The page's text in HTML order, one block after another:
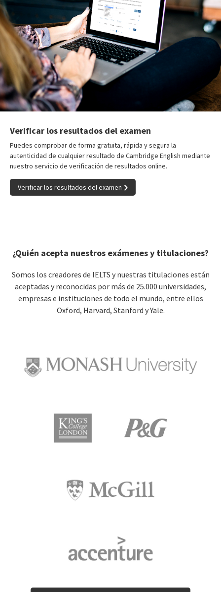
Verificar los resultados del examen
Puedes comprobar de forma gratuita, rápida y segura la
autenticidad de cualquier resultado de Cambridge English mediante
nuestro servicio de verificación de resultados online.
Verificar los resultados del examen
¿Quién acepta nuestros exámenes y titulaciones?
Somos los creadores de IELTS y nuestras titulaciones están
aceptadas y reconocidas por más de 25.000 universidades,
empresas e instituciones de todo el mundo, entre ellos
Oxford, Harvard, Stanford y Yale.